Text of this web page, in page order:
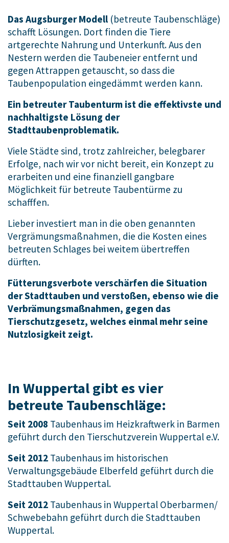
Das Augsburger Modell (betreute Taubenschläge)
schafft Lösungen. Dort finden die Tiere
artgerechte Nahrung und Unterkunft. Aus den
Nestern werden die Taubeneier entfernt und
gegen Attrappen getauscht, so dass die
Taubenpopulation eingedämmt werden kann.
Ein betreuter Taubenturm ist die effektivste und
nachhaltigste Lösung der
Stadttaubenproblematik.
Viele Städte sind, trotz zahlreicher, belegbarer
Erfolge, nach wir vor nicht bereit, ein Konzept zu
erarbeiten und eine finanziell gangbare
Möglichkeit für betreute Taubentürme zu
schafffen.
Lieber investiert man in die oben genannten
Vergrämungsmaßnahmen, die die Kosten eines
betreuten Schlages bei weitem übertreffen
dürften.
Fütterungsverbote verschärfen die Situation
der Stadttauben und verstoßen, ebenso wie die
Verbrämungsmaßnahmen, gegen das
Tierschutzgesetz, welches einmal mehr seine
Nutzlosigkeit zeigt.
In Wuppertal gibt es vier
betreute Taubenschläge:
Seit 2008 Taubenhaus im Heizkraftwerk in Barmen
geführt durch den Tierschutzverein Wuppertal e.V.
Seit 2012 Taubenhaus im historischen
Verwaltungsgebäude Elberfeld geführt durch die
Stadttauben Wuppertal.
Seit 2012 Taubenhaus in Wuppertal Oberbarmen/
Schwebebahn geführt durch die Stadttauben
Wuppertal.